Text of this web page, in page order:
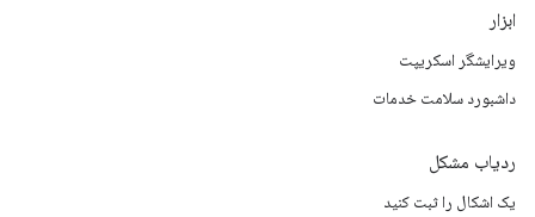
ابزار
ویرایشگر اسکریپت
داشبورد سلامت خدمات
ردیاب مشکل
یک اشکال را ثبت کنید